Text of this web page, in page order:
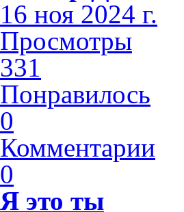
16 ноя 2024 г.
Просмотры
331
Понравилось
0
Комментарии
0
Я это ты